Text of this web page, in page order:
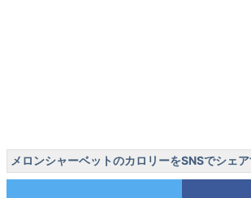
メロンシャーベットのカロリーをSNSでシェ